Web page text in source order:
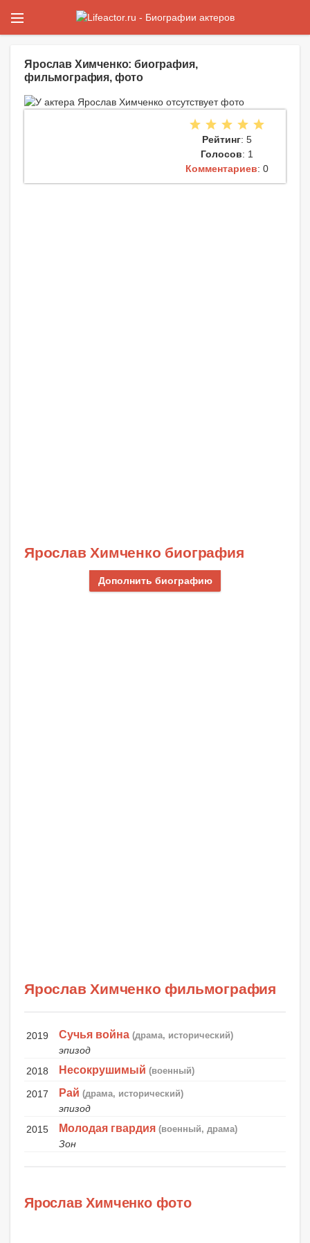
Ярослав Химченко: биография,
фильмография, фото
Рейтинг: 5
Голосов: 1
Комментариев: 0
Ярослав Химченко биография
Дополнить биографию
Ярослав Химченко фильмография
2019 Сучья война (драма, исторический)
эпизод
2018
Несокрушимый (военный)
2017 Рай (драма, исторический)
эпизод
2015
Молодая гвардия (военный, драма)
Зон
Ярослав Химченко фото